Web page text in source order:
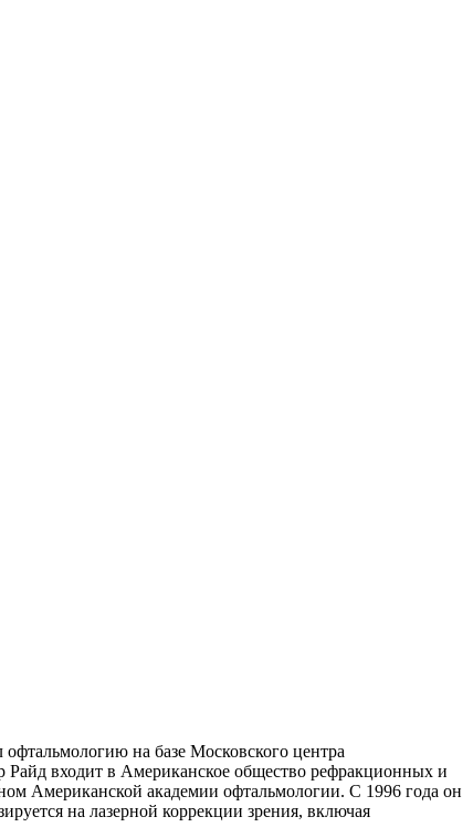
на базе Московского центра
входит в Американское общество рефракционных и
Американской академии офтальмологии. С 1996 года он
на лазерной коррекции зрения, включая